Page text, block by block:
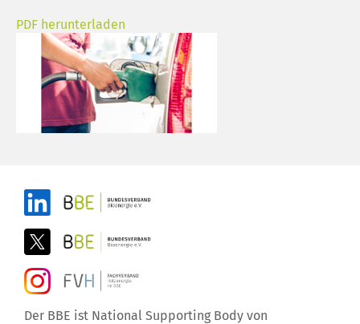
PDF herunterladen
Der BBE ist National Supporting Body von